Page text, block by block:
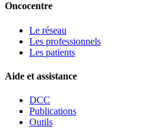
Oncocentre
Le réseau
Les professionnels
Les patients
Aide et assistance
DCC
Publications
Outils